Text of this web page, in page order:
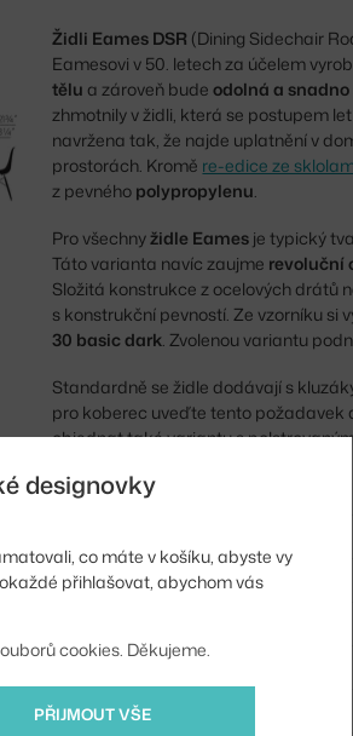
Židli Eames DSR (Dining Sidechair
Eamesovi v 50. letech za účelem
tělu a zároveň budeodolná a
zhmotnily v židli, která se postupem
navržena tak, že najde uplatnění v
prostorách. Kromě re-edice ze
z pevného polypropylenu
Pro všechnyžidle Eames je typický
Táto varianta navíc zaujme revoluční
Složitá konstrukce z ocelových drátů
s konstrukční pevností. Ze vzorníku si
30 basic dark. Zvolenou variantu
Standardně se židle dodávají s
pro koberec uveďte tento požadavek
objednat také variantu s
Výška:
Hloubka:
Barva:
designovky
co máte v košíku, abyste vy
přihlašovat, abychom vás
cookies. Děkujeme.
PŘIJMOUT VŠE